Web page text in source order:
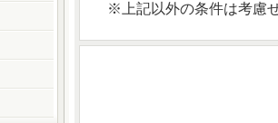
※上記以外の条件は考慮